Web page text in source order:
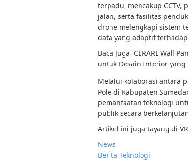
terpadu, mencakup
jalan, serta fasilitas
drone melengkapi sistem
data yang adaptif
Baca Juga CERARL Wall
untuk Desain Interior yang
Melalui kolaborasi antara
Pole di Kabupaten
pemanfaatan teknologi
publik secara
Artikel ini juga tayang di
News
Berita Teknologi